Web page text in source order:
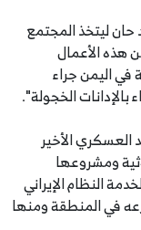
ليتخذ المجتمع
هذه الأعمال
في اليمن جراء
بالإدانات الخجولة".
العسكري الأخير
ومشروعها
النظام الإيراني
في المنطقة ومنها